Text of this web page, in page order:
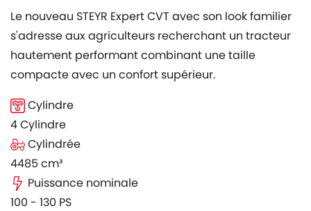
Le nouveau STEYR Expert CVT avec son look familier
s'adresse aux agriculteurs recherchant un tracteur
hautement performant combinant une taille
compacte avec un confort supérieur.
Cylindre
4 Cylindre
Cylindrée
4485 cm³
Puissance nominale
100 - 130 PS